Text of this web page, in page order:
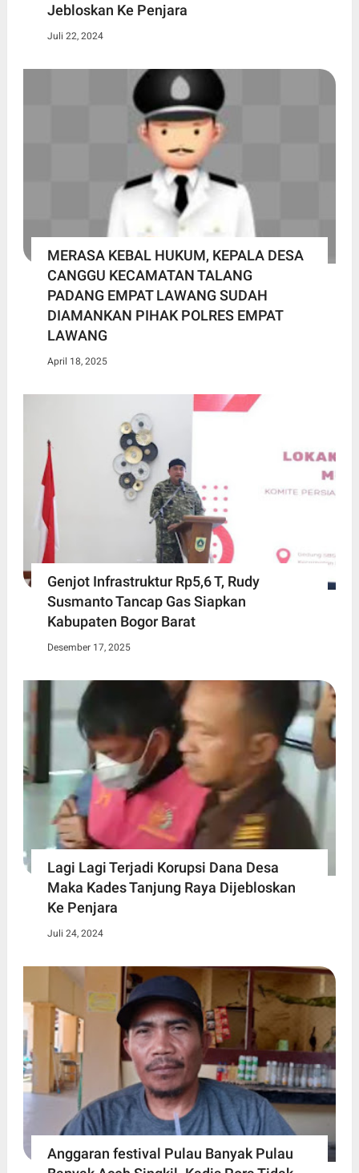
Jebloskan Ke Penjara
Juli 22, 2024
MERASA KEBAL HUKUM, KEPALA DESA
CANGGU KECAMATAN TALANG
PADANG EMPAT LAWANG SUDAH
DIAMANKAN PIHAK POLRES EMPAT
LAWANG
April 18, 2025
Genjot Infrastruktur Rp5,6 T, Rudy
Susmanto Tancap Gas Siapkan
Kabupaten Bogor Barat
Desember 17, 2025
Lagi Lagi Terjadi Korupsi Dana Desa
Maka Kades Tanjung Raya Dijebloskan
Ke Penjara
Juli 24, 2024
Anggaran festival Pulau Banyak Pulau